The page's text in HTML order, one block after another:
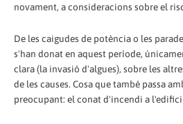
novament, a consideracions sobre el
De les caigudes de potència o les
s'han donat en aquest període,
clara (la invasió d'algues), sobre les
de les causes. Cosa que també passa
preocupant: el conat d'incendi a